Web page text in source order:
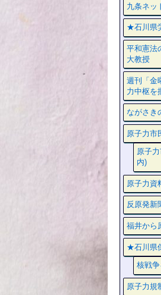
九条ネッ
★石川県
平和憲法
大教授
週刊「金
力中枢を
ながさき
原子力市
原子
内)
原子力資
反原発新
福井から
★石川県
核戦
原子力規